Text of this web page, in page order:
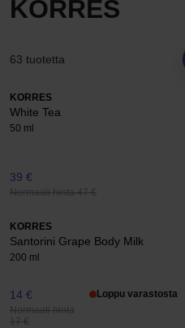
KORRES
63 tuotetta
KORRES
White Tea
50 ml
39 €
Normaali hinta 47 €
KORRES
Santorini Grape Body Milk
200 ml
14 €
Normaali hinta
17 €
Loppu varastosta